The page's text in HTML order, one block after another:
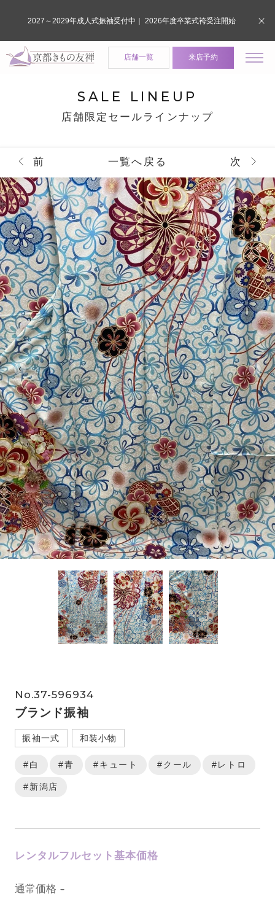
店舗一覧 来店予約
SALE LINEUP
店舗限定セールラインナップ
前 一覧へ戻る 次
No.37-596934
ブランド振袖
振袖一式 和装小物
#白 #青 #キュート #クール #レトロ
#新潟店
レンタルフルセット基本価格
通常価格 -
2027～2029年成人式振袖受付中｜ 2026年度卒業式袴受注開始